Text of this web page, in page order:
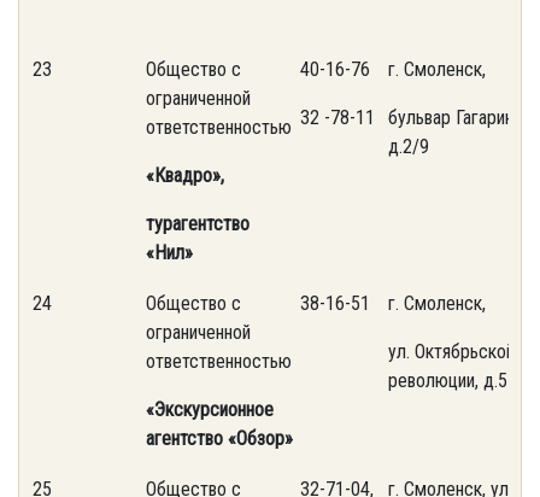
23
Общество с
ограниченной
ответственностью
«Квадро»,
турагентство
«Нил»
40-16-76
32 -78-11
г. Смоленск,
бульвар Гагарина,
д.2/9
24
Общество с
ограниченной
ответственностью
«Экскурсионное
агентство «Обзор»
38-16-51 г. Смоленск,
ул. Октябрьской
революции, д.5
25 Общество с 32-71-04, г. Смоленск, ул.